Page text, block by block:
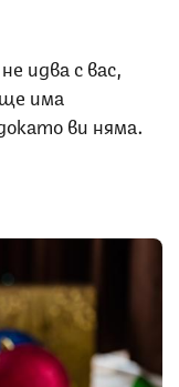
идва с вас,
има
ви няма.